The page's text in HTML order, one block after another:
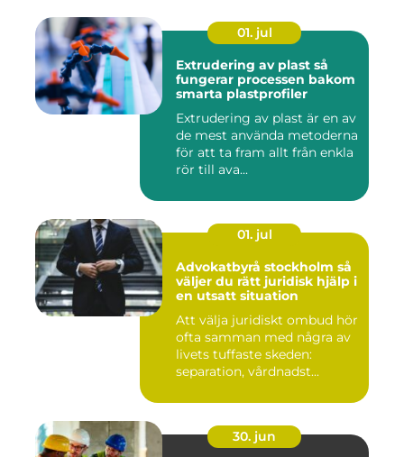
01. jul
Extrudering av plast så
fungerar processen bakom
smarta plastprofiler
Extrudering av plast är en av
de mest använda metoderna
för att ta fram allt från enkla
rör till ava...
01. jul
Advokatbyrå stockholm så
väljer du rätt juridisk hjälp i
en utsatt situation
Att välja juridiskt ombud hör
ofta samman med några av
livets tuffaste skeden:
separation, vårdnadst...
30. jun